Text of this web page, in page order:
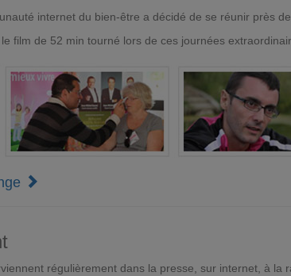
internet du bien-être a décidé de se réunir près
film de 52 min tourné lors de ces journées
régulièrement dans la presse, sur internet, à la